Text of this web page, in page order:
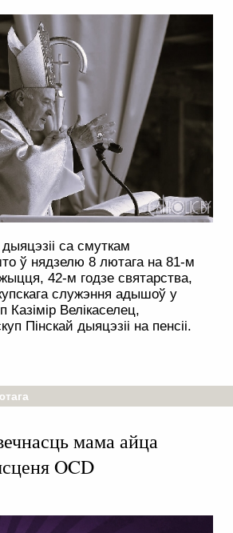
са смуткам
ў нядзелю 8 лютага на 81-м
42-м годзе святарства,
служэння адышоў у
Казімір Велікаселец,
Пінскай дыяцэзіі на пенсіі.
мама айца
OCD